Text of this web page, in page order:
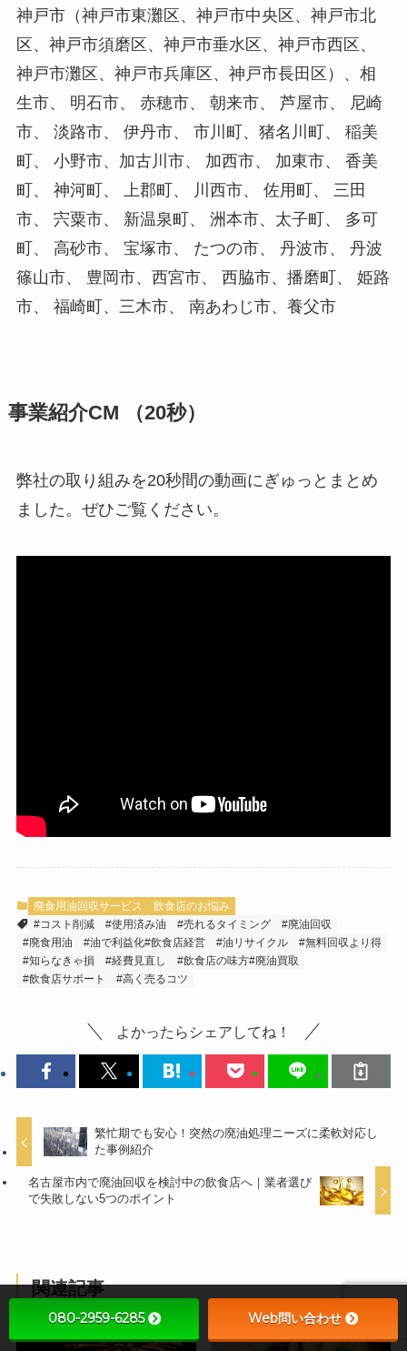
神戸市（神戸市東灘区、神戸市中央区、神戸市北
区、神戸市須磨区、神戸市垂水区、神戸市西区、
神戸市灘区、神戸市兵庫区、神戸市長田区）、相
生市、 明石市、 赤穂市、 朝来市、 芦屋市、 尼崎
市、 淡路市、 伊丹市、 市川町、猪名川町、 稲美
町、 小野市、加古川市、 加西市、 加東市、 香美
町、 神河町、 上郡町、 川西市、 佐用町、 三田
市、 宍粟市、 新温泉町、 洲本市、太子町、 多可
町、 高砂市、 宝塚市、 たつの市、 丹波市、 丹波
篠山市、 豊岡市、西宮市、 西脇市、播磨町、 姫路
市、 福崎町、三木市、 南あわじ市、養父市
事業紹介CM （20秒）
弊社の取り組みを20秒間の動画にぎゅっとまとめ
ました。ぜひご覧ください。
廃食用油回収サービス
飲食店のお悩み
#コスト削減
#使用済み油 #売れるタイミング
#廃油回収
#廃食用油
#油で利益化#飲食店経営 #油リサイクル
#無料回収より得
#知らなきゃ損
#経費見直し
#飲食店の味方#廃油買取
#飲食店サポート
#高く売るコツ
よかったらシェアしてね！
繁忙期でも安心！突然の廃油処理ニーズに柔軟対応し
た事例紹介
名古屋市内で廃油回収を検討中の飲食店へ｜業者選び
で失敗しない5つのポイント
関連記事
080-2959-6285 Web問い合わせ